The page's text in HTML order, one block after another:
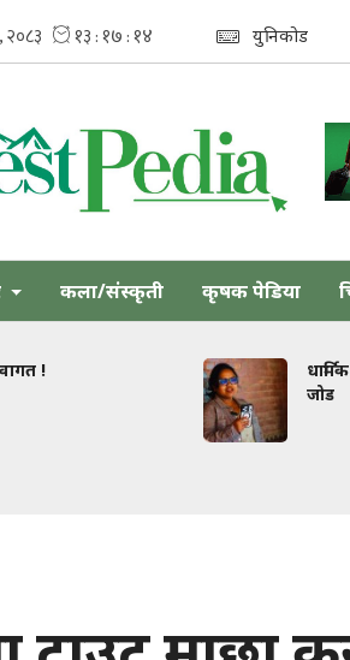
युनिकोड
कला/संस्कृती कृषक पेडिया
धार्मिक
जोड